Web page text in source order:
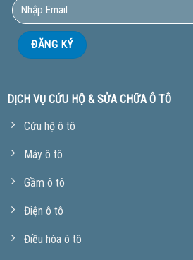
DỊCH VỤ CỨU HỘ & SỬA CHỮA Ô TÔ
Cứu hộ ô tô
Máy ô tô
Gầm ô tô
Điện ô tô
Điều hòa ô tô